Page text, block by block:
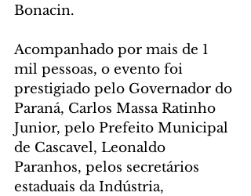
Bonacin.
Acompanhado por mais de 1
mil pessoas, o evento foi
prestigiado pelo Governador do
Paraná, Carlos Massa Ratinho
Junior, pelo Prefeito Municipal
de Cascavel, Leonaldo
Paranhos, pelos secretários
estaduais da Indústria,